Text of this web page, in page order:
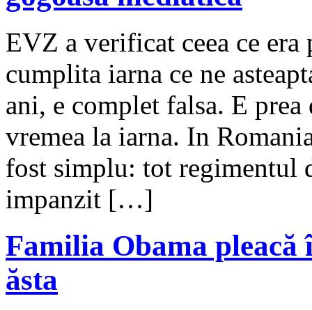
EVZ a verificat ceea ce
cumplita iarna ce ne
ani, e complet falsa. E
vremea la iarna. In
fost simplu: tot regimentul
impanzit […]
Familia Obama pleacă
ăsta